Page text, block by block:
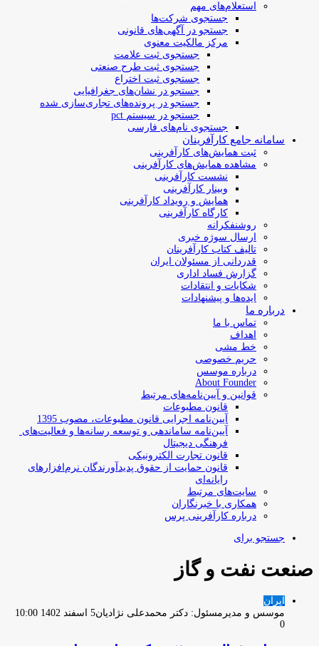
استعلام‌های مهم
جستجوی شرکت‌ها
جستجو در آگهی‌های قانونی
مرکز مالکیت معنوی
جستجوی ثبت علامت
جستجوی ثبت طرح صنعتی
جستجوی ثبت اختراع
جستجو در نشان‌های جغرافیایی
جستجو در پرونده‌های تجاری‌سازی شده
جستجو در سیستم pct
جستجوی نام‌های فارسی
سامانه جامع کارآفرینان
ثبت همایش‌های کارآفرینی
مشاهده همایش‌های کارآفرینی
نشست کارآفرینی
وبینار کارآفرینی
همایش و رویداد کارآفرینی
کارگاه کارآفرینی
روشنفکرانه
ارسال سوژه‌ خبری
تالیف کتاب کارآفرینان
قدردانی از مسئولان ایران
گزارش فساد اداری
شکایات و انتقادات
ایده‌ها و پیشنهادات
درباره ما
تماس با ما
اهداف
خط مشی
حریم خصوصی
درباره موسس
About Founder
قوانین و آیین‌نامه‌های مرتبط
‌قانون مطبوعات
آیین‌نامه اجرایی قانون مطبوعات، مصوب 1395
آیین‌نامه سامان­دهی و توسعه رسانه­‌ها و فعالیت‌­های
فرهنگی دیجیتال
قانون تجارت الکترونیکی
قانون حمایت از حقوق پدیدآورندگان نرم‌افزارهای
رایانه‌ای
سایت‌های مرتبط
همکاری با خبرنگاران
درباره کارآفرینی پرس
جستجو برای
صنعت نفت و گاز
ایران
موسس و مدیرمسئول: دکتر محمدعلی نژادیان5 اسفند 1402 10:00
0